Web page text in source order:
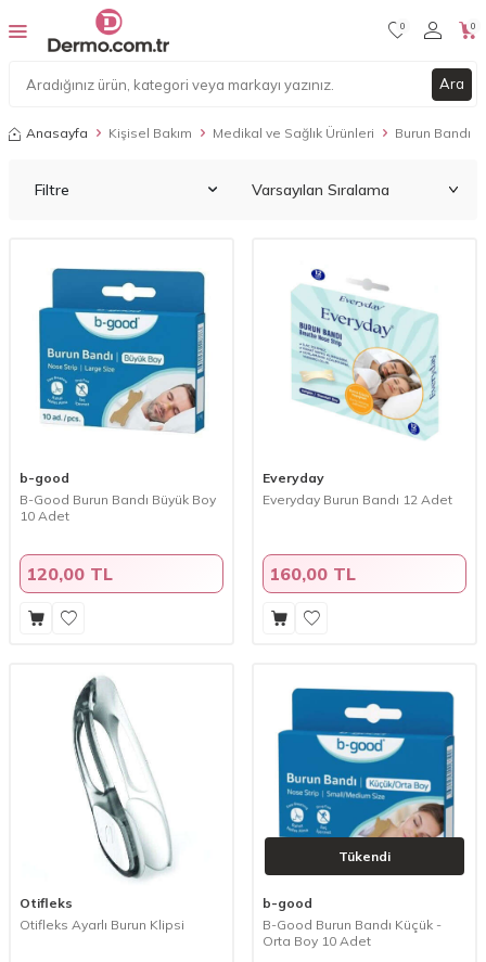
Ara
0 0
Anasayfa Kişisel Bakım Medikal ve Sağlık Ürünleri Burun Bandı
Filtre
b-good
B-Good Burun Bandı Büyük Boy
10 Adet
120,00 TL
Everyday
Everyday Burun Bandı 12 Adet
160,00 TL
Otifleks
Otifleks Ayarlı Burun Klipsi
Tükendi
b-good
B-Good Burun Bandı Küçük -
Orta Boy 10 Adet